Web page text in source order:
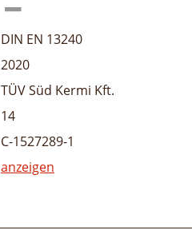
DIN EN 13240
2020
TÜV Süd Kermi Kft.
14
C-1527289-1
anzeigen